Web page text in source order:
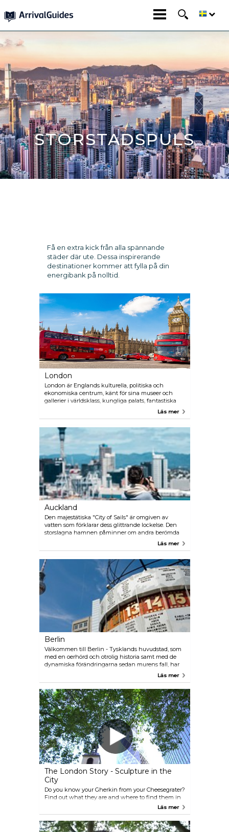
STORSTADSPULS
Få en extra kick från alla spännande
städer där ute. Dessa inspirerande
destinationer kommer att fylla på din
energibank på nolltid.
London
London är Englands kulturella, politiska och
ekonomiska centrum, känt för sina museer och
gallerier i världsklass, kungliga palats, fantastiska
skapa din perfekta resplan. Oavsett om du vill bo på
ett 5-stjärnigt lyxhotell och ta ett glas champagne i
London Eye eller hitta ett budgethotell och vandra i
någon av Londons vackra parker, kommer du alltid
att hitta något som passar din budget här.
Läs mer
Auckland
Den majestätiska "City of Sails" är omgiven av
vatten som förklarar dess glittrande lockelse. Den
storslagna hamnen påminner om andra berömda
vattenstäder men ändå med sin egen unika charm.
är relativt litet geografiskt sett vilket innebär att det
är ett nöje att utforska staden till fots. Den har en
dynamisk befolkning som gör den till en
kosmopolitisk och sofistikerad stad med en lätt,
trevlig och angenäm känsla.
Läs mer
Berlin
Välkommen till Berlin - Tysklands huvudstad, som
med en oerhörd och otrolig historia samt med de
dynamiska förändringarna sedan murens fall, har
förändrats så mycket under de senaste åren.
Naturligtvis vittnar de berömda sevärdheterna och
landmärken som Brandenburger Tor, Reichstag
och East Side Gallery fortfarande om stadens
historia – men idag presenterar sig Berlin som en
ung, dynamisk metropol i hjärtat av Europa med
siktet inställt på nya trender inom arkitektur, konst
och mode. Upptäck dess mångfald – njut av Berlin!
Läs mer
The London Story - Sculpture in the
City
Do you know your Gherkin from your Cheesegrater?
Find out what they are and where to find them in
Stella's London Story as she introduces us to
Sculpture in the City; the contemporary sculpture
park created around the newest towers in the
oldest part of London.
Läs mer